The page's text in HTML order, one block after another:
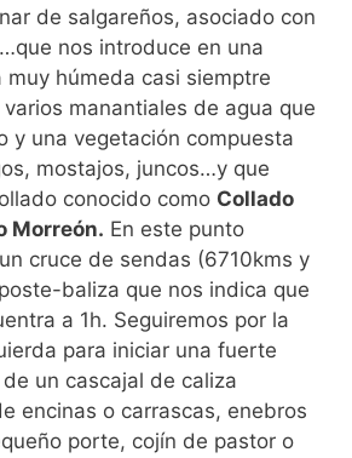
de salgareños, asociado con
nos introduce en una
muy húmeda casi siemptre
manantiales de agua que
y una vegetación compuesta
mostajos, juncos…y que
conocido como Collado
Morreón. En este punto
cruce de sendas (6710kms y
baliza que nos indica que
a 1h. Seguiremos por la
para iniciar una fuerte
un cascajal de caliza
encinas o carrascas, enebros
porte, cojín de pastor o